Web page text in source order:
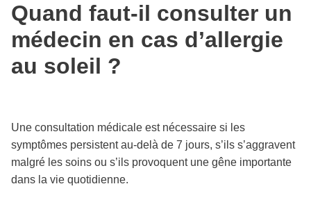
Quand faut-il consulter un
médecin en cas d’allergie
au soleil ?
Une consultation médicale est nécessaire si les
symptômes persistent au-delà de 7 jours, s’ils s’aggravent
malgré les soins ou s’ils provoquent une gêne importante
dans la vie quotidienne.